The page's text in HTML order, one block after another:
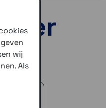
wij
Als